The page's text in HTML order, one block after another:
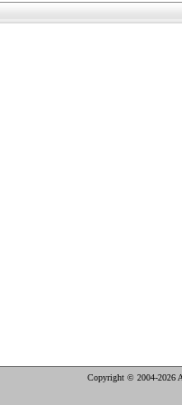
Copyright © 2004-2026